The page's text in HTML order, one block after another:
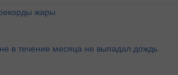
жары
в течение месяца не выпадал дождь